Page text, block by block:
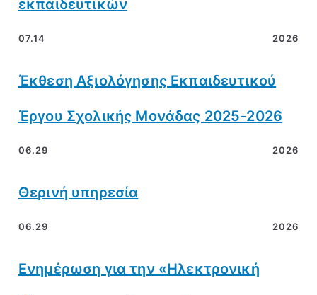
εκπαιδευτικών
07.14 2026
Έκθεση Αξιολόγησης Εκπαιδευτικού
Έργου Σχολικής Μονάδας 2025-2026
06.29 2026
Θερινή υπηρεσία
06.29 2026
Ενημέρωση για την «Ηλεκτρονική